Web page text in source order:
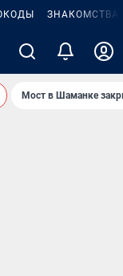
ЗНАКОМСТВА
Мост в Шаманке